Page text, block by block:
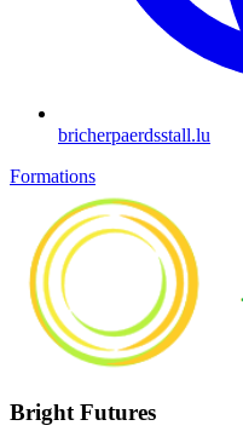
bricherpaerdsstall.lu
Formations
Bright Futures